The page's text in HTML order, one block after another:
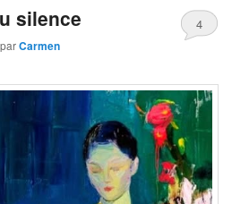
silence
parCarmen
4